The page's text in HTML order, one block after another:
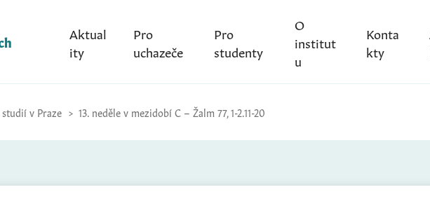
Aktual
ity
Pro
uchazeče
Pro
studenty
O
institut
u
Konta
kty
v Praze 13. neděle v mezidobí C – Žalm 77, 1-2.11-20